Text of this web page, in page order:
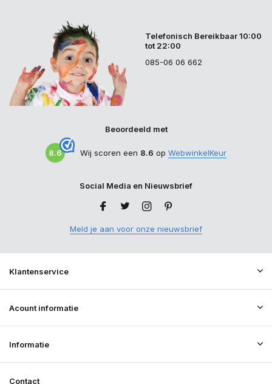
Telefonisch Bereikbaar 10:00
tot 22:00
085-06 06 662
Beoordeeld met
8.6 Wij scoren een 8.6 op WebwinkelKeur
Social Media en Nieuwsbrief
Meld je aan voor onze nieuwsbrief
Klantenservice
Acount informatie
Informatie
Contact